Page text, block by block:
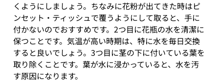
くようにしましょう。ちなみに花粉が出てきた時はピ
ンセット・ティッシュで覆うようにして取ると、手に
付かないのでおすすめです。2つ目に花瓶の水を清潔に
保つことです。気温が高い時期は、特に水を毎日交換
すると良いでしょう。3つ目に茎の下に付いている葉を
取り除くことです。葉が水に浸かっていると、水を汚
す原因になります。